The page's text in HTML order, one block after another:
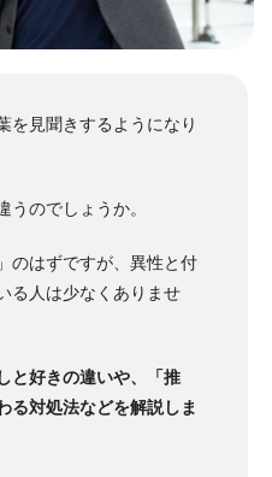
を見聞きするようになり
うのでしょうか。
のはずですが、異性と付
る人は少なくありませ
と好きの違いや、「推
る対処法などを解説しま